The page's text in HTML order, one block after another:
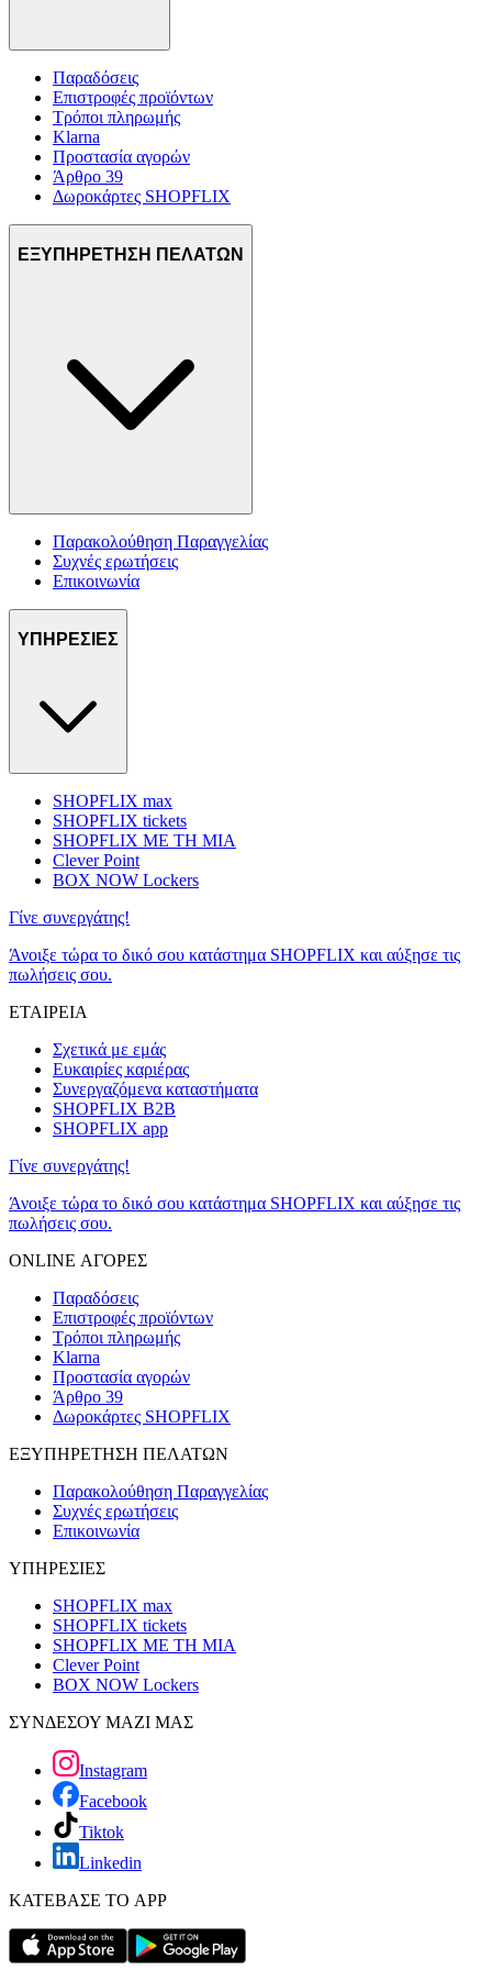
δικτύωσης, διαφημίσεων και ανάλυσης.
Παραδόσεις
Επιστροφές προϊόντων
Τρόποι πληρωμής
Klarna
Προστασία αγορών
Άρθρο 39
Δωροκάρτες SHOPFLIX
ΕΞΥΠΗΡΕΤΗΣΗ ΠΕΛΑΤΩΝ
Παρακολούθηση Παραγγελίας
Συχνές ερωτήσεις
Επικοινωνία
ΥΠΗΡΕΣΙΕΣ
SHOPFLIX max
SHOPFLIX tickets
SHOPFLIX ΜΕ ΤΗ ΜΙΑ
Clever Point
BOX NOW Lockers
Γίνε συνεργάτης!
Άνοιξε τώρα το δικό σου κατάστημα SHOPFLIX και αύξησε τις
πωλήσεις σου.
ΕΤΑΙΡΕΙΑ
Σχετικά με εμάς
Ευκαιρίες καριέρας
Συνεργαζόμενα καταστήματα
SHOPFLIX B2B
SHOPFLIX app
Γίνε συνεργάτης!
Άνοιξε τώρα το δικό σου κατάστημα SHOPFLIX και αύξησε τις
πωλήσεις σου.
ONLINE ΑΓΟΡΕΣ
Παραδόσεις
Επιστροφές προϊόντων
Τρόποι πληρωμής
Klarna
Προστασία αγορών
Άρθρο 39
Δωροκάρτες SHOPFLIX
ΕΞΥΠΗΡΕΤΗΣΗ ΠΕΛΑΤΩΝ
Παρακολούθηση Παραγγελίας
Συχνές ερωτήσεις
Επικοινωνία
ΥΠΗΡΕΣΙΕΣ
SHOPFLIX max
SHOPFLIX tickets
SHOPFLIX ΜΕ ΤΗ ΜΙΑ
Clever Point
BOX NOW Lockers
ΣΥΝΔΕΣΟΥ ΜΑΖΙ ΜΑΣ
Instagram
Facebook
Tiktok
Linkedin
ΚΑΤΕΒΑΣΕ ΤΟ APP